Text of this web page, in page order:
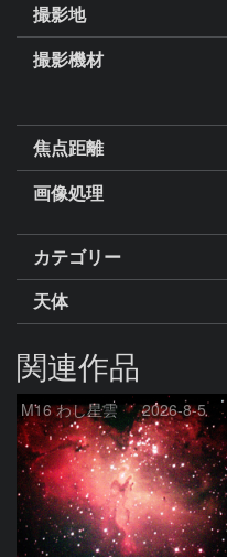
撮影地
撮影機材
焦点距離
画像処理
カテゴリー
天体
関連作品
M16 わし星雲 2026-8-5